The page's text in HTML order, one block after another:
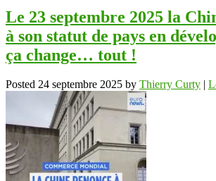
Le 23 septembre 2025 la
à son statut de pays en
ça change… tout !
Posted 24 septembre 2025 by Thierry Curty |